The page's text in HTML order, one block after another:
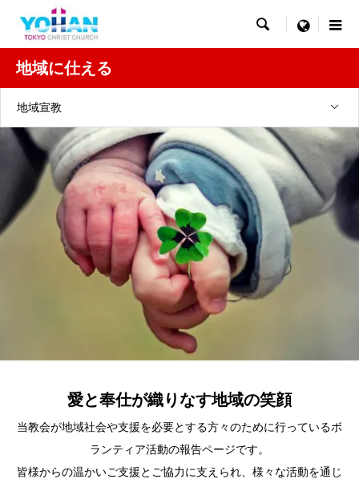
 menu
地域に仕える
地域宣教
愛と奉仕が織りなす地域の笑顔
当教会が地域社会や支援を必要とする方々のために行っているボ
ランティア活動の報告ページです。
皆様からの温かいご支援とご協力に支えられ、様々な活動を通じ